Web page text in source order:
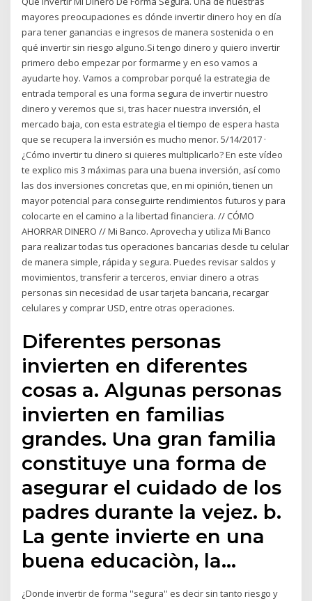
mayores preocupaciones es dónde invertir dinero hoy en día
para tener ganancias e ingresos de manera sostenida o en
qué invertir sin riesgo alguno.Si tengo dinero y quiero invertir
primero debo empezar por formarme y en eso vamos a
ayudarte hoy. Vamos a comprobar porqué la estrategia de
entrada temporal es una forma segura de invertir nuestro
dinero y veremos que si, tras hacer nuestra inversión, el
mercado baja, con esta estrategia el tiempo de espera hasta
que se recupera la inversión es mucho menor. 5/14/2017 ·
¿Cómo invertir tu dinero si quieres multiplicarlo? En este vídeo
te explico mis 3 máximas para una buena inversión, así como
las dos inversiones concretas que, en mi opinión, tienen un
mayor potencial para conseguirte rendimientos futuros y para
colocarte en el camino a la libertad financiera. // CÓMO
AHORRAR DINERO // Mi Banco. Aprovecha y utiliza Mi Banco
para realizar todas tus operaciones bancarias desde tu celular
de manera simple, rápida y segura. Puedes revisar saldos y
movimientos, transferir a terceros, enviar dinero a otras
personas sin necesidad de usar tarjeta bancaria, recargar
celulares y comprar USD, entre otras operaciones.
Diferentes personas
invierten en diferentes
cosas a. Algunas personas
invierten en familias
grandes. Una gran familia
constituye una forma de
asegurar el cuidado de los
padres durante la vejez. b.
La gente invierte en una
buena educaciòn, la…
¿Donde invertir de forma ''segura'' es decir sin tanto riesgo y